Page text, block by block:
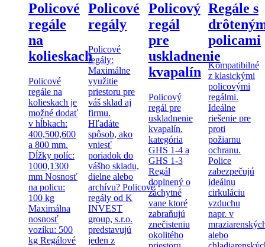
Policové
regále
na
kolieskach
Policové
regále na
kolieskach je
možné dodať
v hĺbkach:
400,500,600
a 800 mm.
Dĺžky políc:
1000,1300
mm Nosnosť
na policu:
100 kg
Maximálna
nosnosť
vozíku: 500
kg Regálové
Policové
regály
Policové
regály:
Maximálne
využitie
priestoru pre
váš sklad aj
firmu.
Hľadáte
spôsob, ako
vniesť
poriadok do
vášho skladu,
dielne alebo
archívu? Policové
regály od K
INVEST
group, s.r.o.
predstavujú
jeden z
Policový
regál
pre
uskladnenie
kvapalín
Policový
regál pre
uskladnenie
kvapalín.
kategória
GHS 1-4 a
GHS 1-3
Regál
doplnený o
záchytné
vane ktoré
zabraňujú
znečisteniu
okolitého
Regále s
policami
Kompatibilné
z klasickými
policovými
regálmi.
Ideálne
riešenie pre
proti
požiarnu
ochranu.
Police
zabezpečujú
ideálnu
cirkuláciu
vzduchu
napr. v
alebo